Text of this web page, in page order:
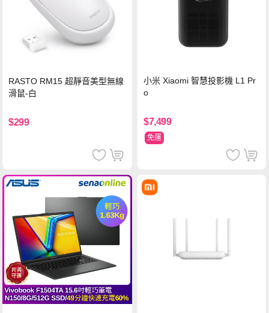
RASTO RM15 超靜音美型無線
滑鼠-白
$299
小米 Xiaomi 智慧投影機 L1 Pr
o
$7,499
免運